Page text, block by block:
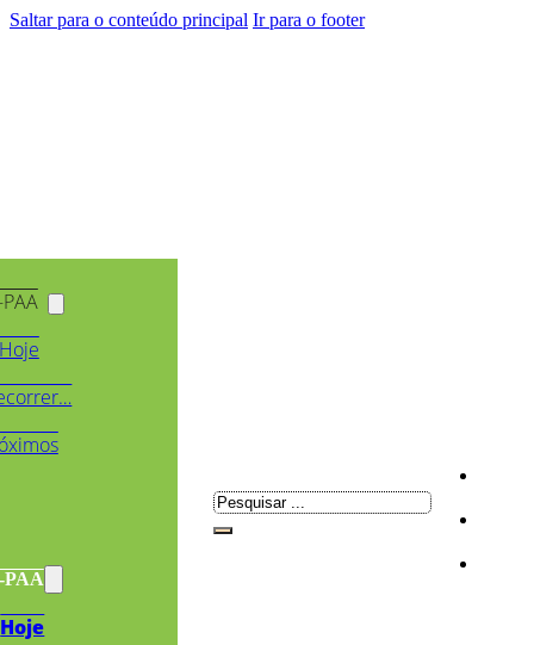
Saltar para o conteúdo principal Ir para o footer
PAA
Hoje
Pesquisar